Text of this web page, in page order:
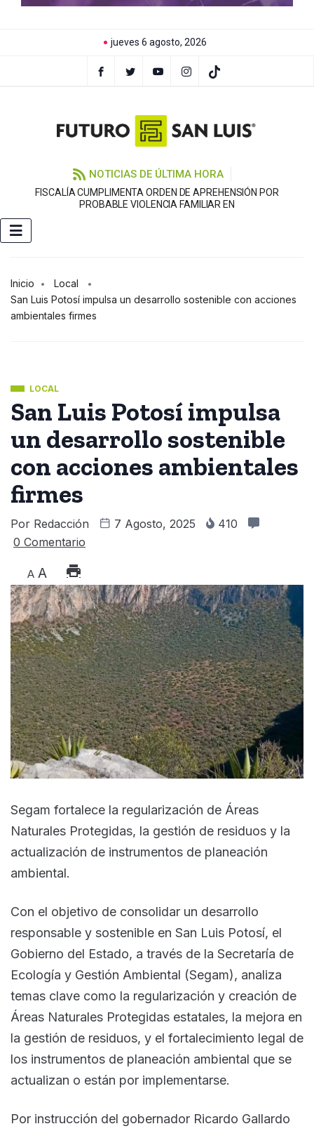
jueves 6 agosto, 2026
NOTICIAS DE ÚLTIMA HORA
FISCALÍA CUMPLIMENTA ORDEN DE APREHENSIÓN POR
PROBABLE VIOLENCIA FAMILIAR EN
Inicio
Local
San Luis Potosí impulsa un desarrollo sostenible con acciones
ambientales firmes
LOCAL
San Luis Potosí impulsa
un desarrollo sostenible
con acciones ambientales
firmes
Por Redacción 7 Agosto, 2025
410
0 Comentario
A A
Segam fortalece la regularización de Áreas
Naturales Protegidas, la gestión de residuos y la
actualización de instrumentos de planeación
ambiental.
Con el objetivo de consolidar un desarrollo
responsable y sostenible en San Luis Potosí, el
Gobierno del Estado, a través de la Secretaría de
Ecología y Gestión Ambiental (Segam), analiza
temas clave como la regularización y creación de
Áreas Naturales Protegidas estatales, la mejora en
la gestión de residuos, y el fortalecimiento legal de
los instrumentos de planeación ambiental que se
actualizan o están por implementarse.
Por instrucción del gobernador Ricardo Gallardo